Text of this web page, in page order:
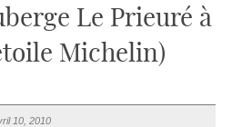
Le Prieuré à
Michelin)
10, 2010